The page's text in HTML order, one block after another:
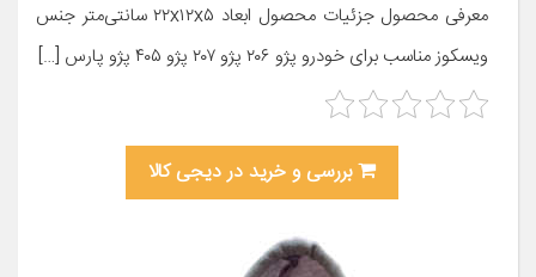
معرفی محصول جزئیات محصول ابعاد ۲۲x۱۲x۵ سانتی‌متر جنس
ویسکوز مناسب برای خودرو پژو ۲۰۶ پژو ۲۰۷ پژو ۴۰۵ پژو پارس […]
بررسی و خرید در دیجی کالا